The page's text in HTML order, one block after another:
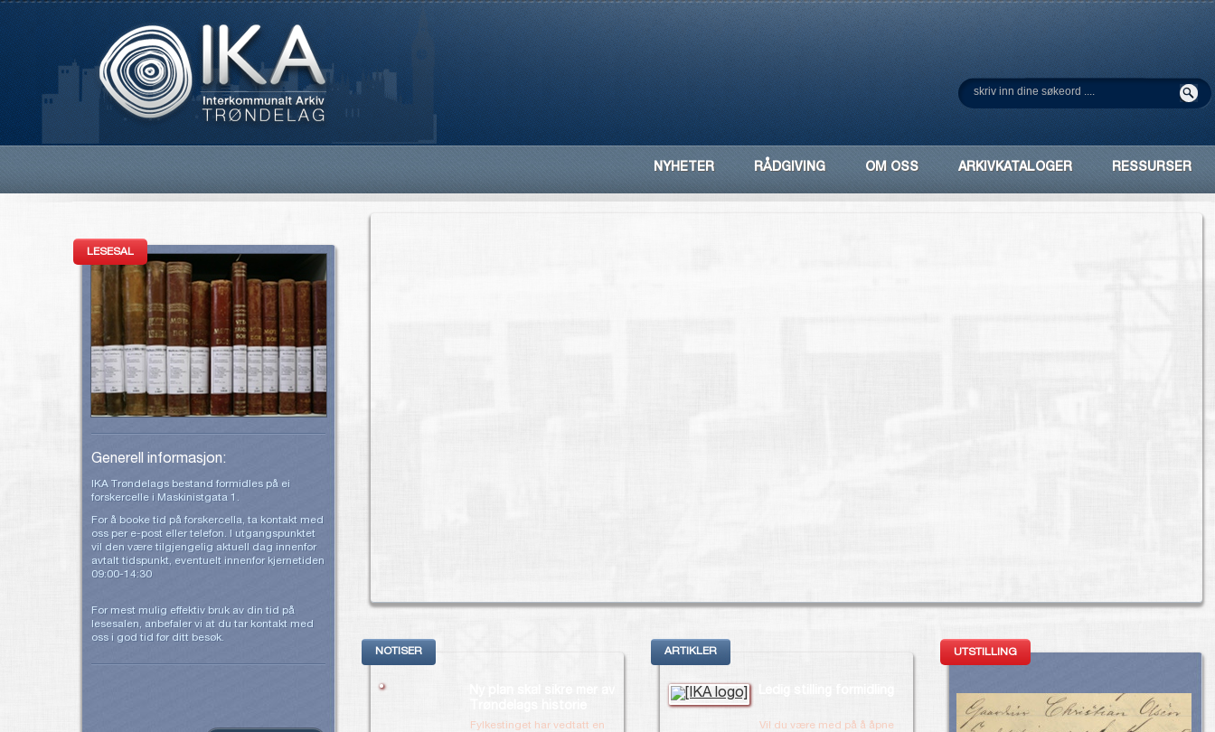
NYHETER RÅDGIVING OM OSS ARKIVKATALOGER RESSURSER
LESESAL
Generell informasjon:
IKA Trøndelags bestand formidles på ei
forskercelle i Maskinistgata 1.
For å booke tid på forskercella, ta kontakt med
oss per e-post eller telefon. I utgangspunktet
vil den være tilgjengelig aktuell dag innenfor
avtalt tidspunkt, eventuelt innenfor kjernetiden
09:00-14:30
For mest mulig effektiv bruk av din tid på
lesesalen, anbefaler vi at du tar kontakt med
oss i god tid før ditt besøk.
NOTISER
Fylkestinget har vedtatt en
ARTIKLER
Vil du være med på å åpne
UTSTILLING